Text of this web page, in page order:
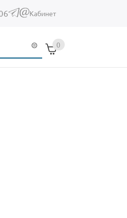
(link sends e-mail)
Кабинет
0